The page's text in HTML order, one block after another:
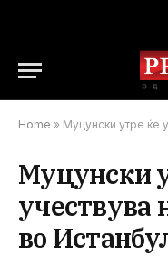
Home » Муцунски утре ќе
Муцунски
учествува
во